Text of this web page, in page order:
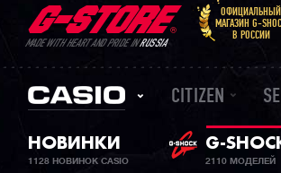
MADE WITH HEART AND PRIDE INRUSSIA
ОФИЦИАЛЬНЫЙ
МАГАЗИН G-
В РОССИИ
CITIZEN
НОВИНКИ
1128 НОВИНОК CASIO
G-
2110 МОДЕЛЕЙ